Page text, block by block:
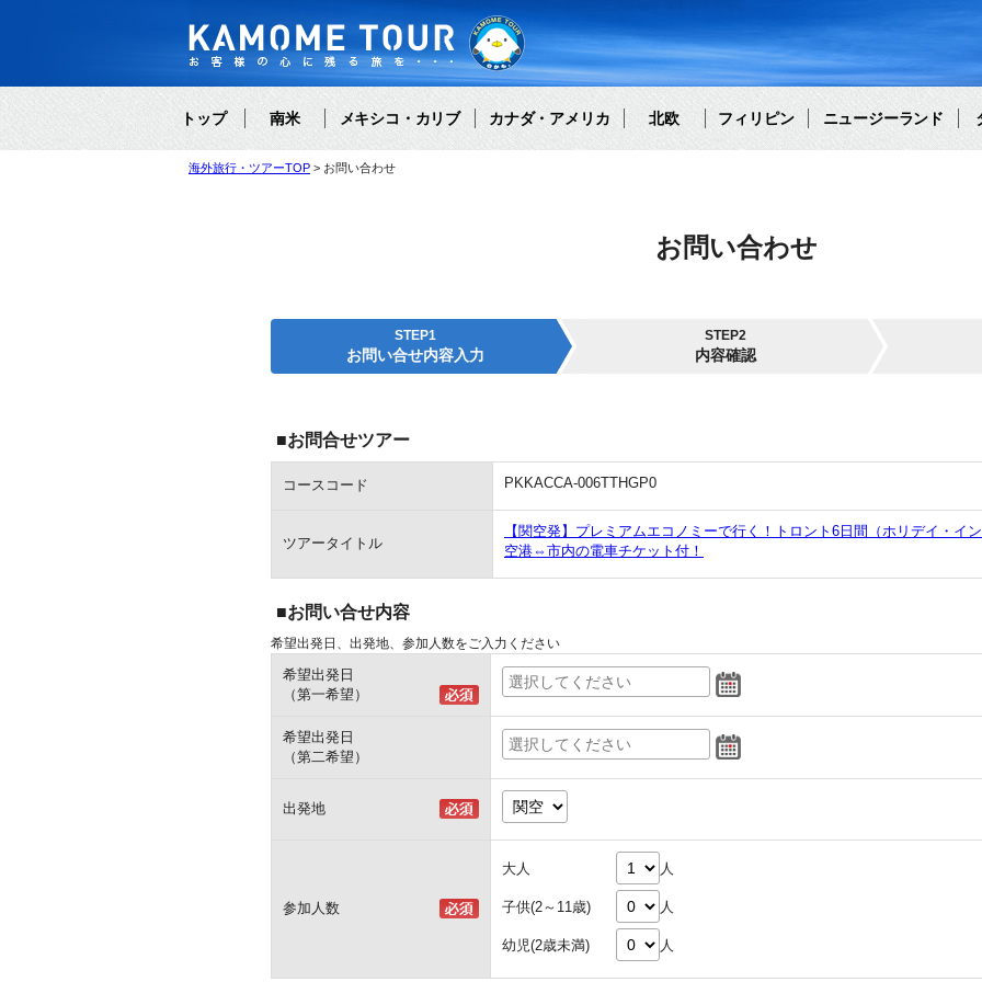
トップ 南米 メキシコ・カリブ カナダ・アメリカ 北欧 フィリピン ニュージーランド
海外旅行・ツアーTOP お問い合わせ
お問い合わせ
STEP1
お問い合せ内容入力
STEP2
内容確認
■お問合せツアー
コースコード PKKACCA-006TTHGP0
ツアータイトル
【関空発】プレミアムエコノミーで行く！トロント6日間（ホリデイ・イ
空港⇔市内の電車チケット付！
■お問い合せ内容
希望出発日、出発地、参加人数をご入力ください
希望出発日
（第一希望）
希望出発日
（第二希望）
出発地
参加人数
大人 人
子供(2～11歳) 人
幼児(2歳未満) 人